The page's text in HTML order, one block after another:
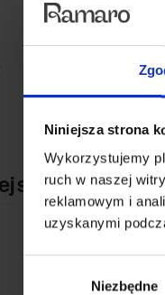
Niniejsza strona
Wykorzystujemy
ruch w naszej
reklamowym i
uzyskanymi
Niezbędne
samej kolekcji